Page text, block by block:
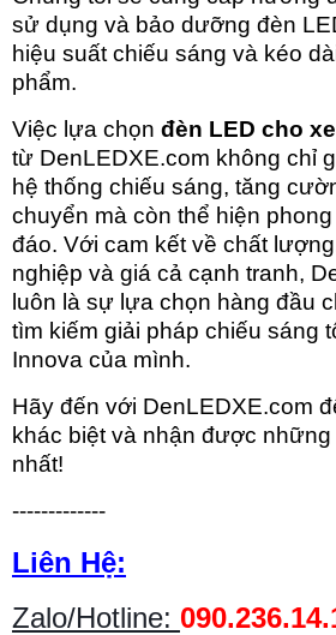
sử dụng và bảo dưỡng đèn
hiệu suất chiếu sáng và kéo
phẩm.
Việc lựa chọn đèn LED cho
từ DenLEDXE.com không chỉ
hệ thống chiếu sáng, tăng
chuyển mà còn thể hiện
đáo. Với cam kết về chất
nghiệp và giá cả cạnh tranh,
luôn là sự lựa chọn hàng đầu
tìm kiếm giải pháp chiếu sáng
Innova của mình.
Hãy đến với DenLEDXE.com
khác biệt và nhận được
nhất!
-------------
Liên Hệ:
Zalo/Hotline: